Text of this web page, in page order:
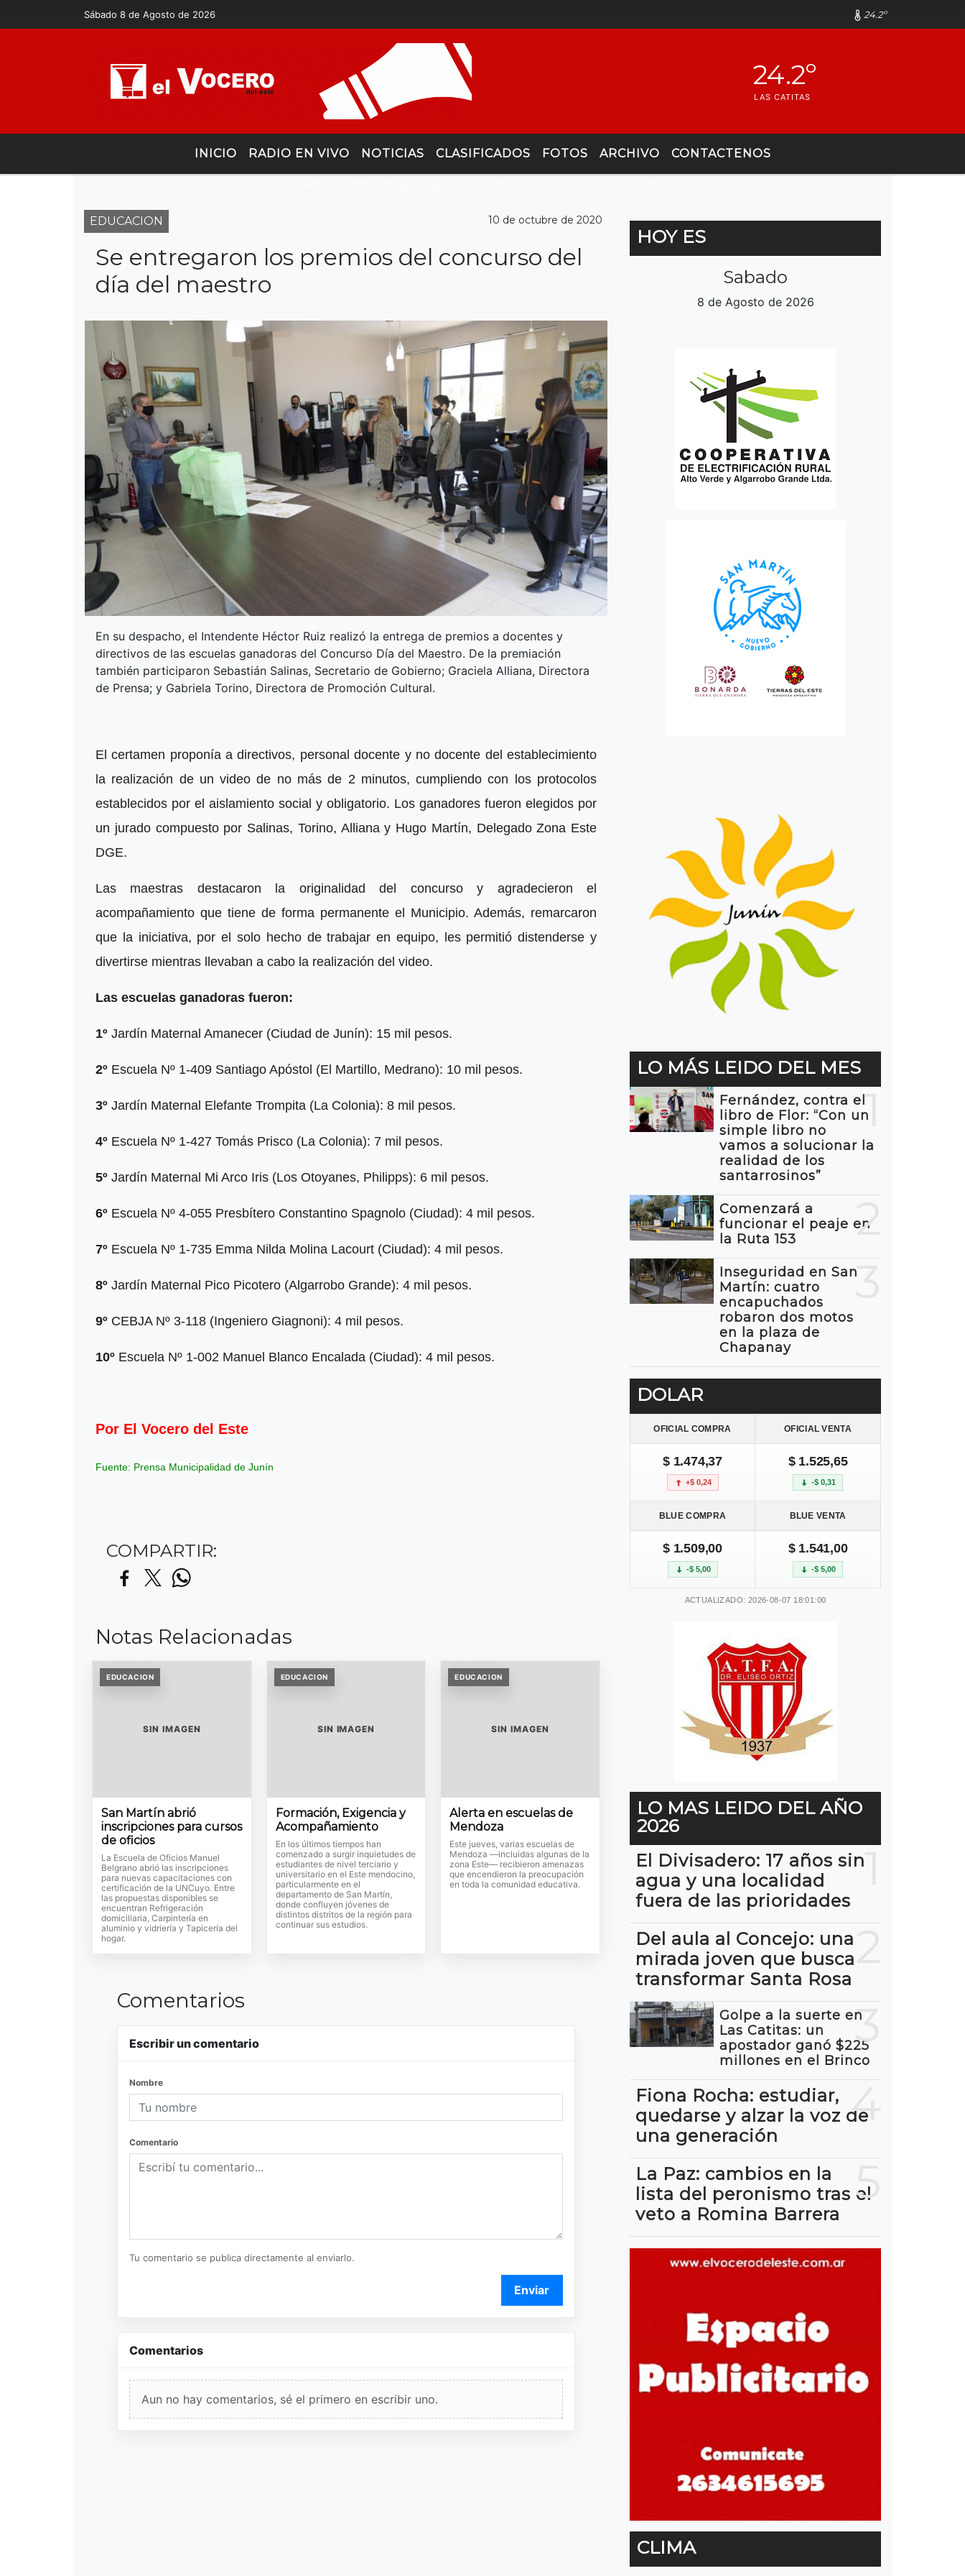
Sábado 8 de Agosto de 2026 24.2º
24.2º
LAS CATITAS
INICIO RADIO EN VIVO NOTICIAS CLASIFICADOS FOTOS ARCHIVO CONTACTENOS
EDUCACION 10 de octubre de 2020
Se entregaron los premios del concurso del
día del maestro
En su despacho, el Intendente Héctor Ruiz realizó la entrega de premios a docentes y
directivos de las escuelas ganadoras del Concurso Día del Maestro. De la premiación
también participaron Sebastián Salinas, Secretario de Gobierno; Graciela Alliana, Directora
de Prensa; y Gabriela Torino, Directora de Promoción Cultural.
El certamen proponía a directivos, personal docente y no docente del establecimiento
la realización de un video de no más de 2 minutos, cumpliendo con los protocolos
establecidos por el aislamiento social y obligatorio. Los ganadores fueron elegidos por
un jurado compuesto por Salinas, Torino, Alliana y Hugo Martín, Delegado Zona Este
DGE.
Las maestras destacaron la originalidad del concurso y agradecieron el
acompañamiento que tiene de forma permanente el Municipio. Además, remarcaron
que la iniciativa, por el solo hecho de trabajar en equipo, les permitió distenderse y
divertirse mientras llevaban a cabo la realización del video.
Las escuelas ganadoras fueron:
1º Jardín Maternal Amanecer (Ciudad de Junín): 15 mil pesos.
2º Escuela Nº 1-409 Santiago Apóstol (El Martillo, Medrano): 10 mil pesos.
3º Jardín Maternal Elefante Trompita (La Colonia): 8 mil pesos.
4º Escuela Nº 1-427 Tomás Prisco (La Colonia): 7 mil pesos.
5º Jardín Maternal Mi Arco Iris (Los Otoyanes, Philipps): 6 mil pesos.
6º Escuela Nº 4-055 Presbítero Constantino Spagnolo (Ciudad): 4 mil pesos.
7º Escuela Nº 1-735 Emma Nilda Molina Lacourt (Ciudad): 4 mil pesos.
8º Jardín Maternal Pico Picotero (Algarrobo Grande): 4 mil pesos.
9º CEBJA Nº 3-118 (Ingeniero Giagnoni): 4 mil pesos.
10º Escuela Nº 1-002 Manuel Blanco Encalada (Ciudad): 4 mil pesos.
Por El Vocero del Este
Fuente: Prensa Municipalidad de Junín
COMPARTIR:
Notas Relacionadas
EDUCACION
SIN IMAGEN
San Martín abrió
inscripciones para cursos
de oficios
La Escuela de Oficios Manuel
Belgrano abrió las inscripciones
para nuevas capacitaciones con
certificación de la UNCuyo. Entre
las propuestas disponibles se
encuentran Refrigeración
domiciliaria, Carpintería en
aluminio y vidriería y Tapicería del
hogar.
EDUCACION
SIN IMAGEN
Formación, Exigencia y
Acompañamiento
En los últimos tiempos han
comenzado a surgir inquietudes de
estudiantes de nivel terciario y
universitario en el Este mendocino,
particularmente en el
departamento de San Martín,
donde confluyen jóvenes de
distintos distritos de la región para
continuar sus estudios.
EDUCACION
SIN IMAGEN
Alerta en escuelas de
Mendoza
Este jueves, varias escuelas de
Mendoza —incluidas algunas de la
zona Este— recibieron amenazas
que encendieron la preocupación
en toda la comunidad educativa.
Comentarios
Escribir un comentario
Nombre
Comentario
Tu comentario se publica directamente al enviarlo.
Enviar
Comentarios
Aun no hay comentarios, sé el primero en escribir uno.
HOY ES
Sabado
8 de Agosto de 2026
LO MÁS LEIDO DEL MES
1
Fernández, contra el
libro de Flor: “Con un
simple libro no
vamos a solucionar la
realidad de los
santarrosinos”
2
Comenzará a
funcionar el peaje en
la Ruta 153
3
Inseguridad en San
Martín: cuatro
encapuchados
robaron dos motos
en la plaza de
Chapanay
DOLAR
OFICIAL COMPRA OFICIAL VENTA
$ 1.474,37
+$ 0,24
$ 1.525,65
-$ 0,31
BLUE COMPRA BLUE VENTA
$ 1.509,00
-$ 5,00
$ 1.541,00
-$ 5,00
ACTUALIZADO: 2026-08-07 18:01:00
LO MAS LEIDO DEL AÑO
2026
El Divisadero: 17 años sin
agua y una localidad
fuera de las prioridades
Del aula al Concejo: una
mirada joven que busca
transformar Santa Rosa
3
Golpe a la suerte en
Las Catitas: un
apostador ganó $225
millones en el Brinco
4
Fiona Rocha: estudiar,
quedarse y alzar la voz de
una generación
5
La Paz: cambios en la
lista del peronismo tras el
veto a Romina Barrera
CLIMA